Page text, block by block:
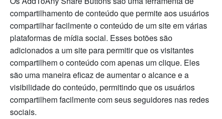
compartilhamento de conteúdo que permite aos usuários
compartilhar facilmente o conteúdo de um site em várias
plataformas de mídia social. Esses botões são
adicionados a um site para permitir que os visitantes
compartilhem o conteúdo com apenas um clique. Eles
são uma maneira eficaz de aumentar o alcance e a
visibilidade do conteúdo, permitindo que os usuários
compartilhem facilmente com seus seguidores nas redes
sociais.